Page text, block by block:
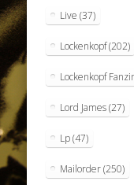
Live (37)
Lockenkopf(202)
Lockenkopf
Lord James(27)
Lp(47)
Mailorder(250)